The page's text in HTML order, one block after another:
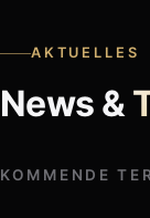
AKTUELLES
News &
KOMMENDE